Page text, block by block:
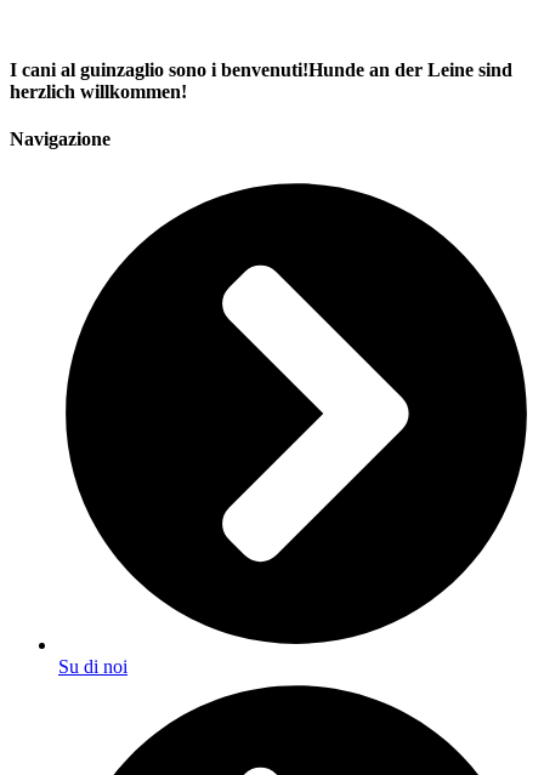
I cani al guinzaglio sono i benvenuti!Hunde an der Leine sind
herzlich willkommen!
Navigazione
Su di noi